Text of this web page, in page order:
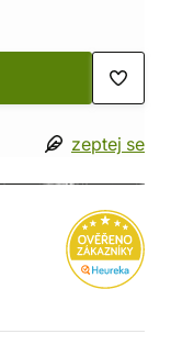
zeptej se